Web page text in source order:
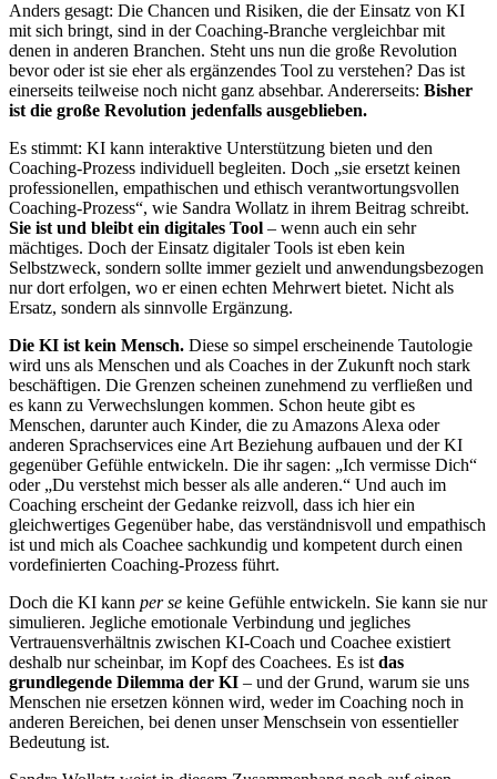
Anders gesagt: Die Chancen und Risiken, die der Einsatz von KI
mit sich bringt, sind in der Coaching-Branche vergleichbar mit
denen in anderen Branchen. Steht uns nun die große Revolution
bevor oder ist sie eher als ergänzendes Tool zu verstehen? Das ist
einerseits teilweise noch nicht ganz absehbar. Andererseits: Bisher
ist die große Revolution jedenfalls ausgeblieben.
Es stimmt: KI kann interaktive Unterstützung bieten und den
Coaching-Prozess individuell begleiten. Doch „sie ersetzt keinen
professionellen, empathischen und ethisch verantwortungsvollen
Coaching-Prozess“, wie Sandra Wollatz in ihrem Beitrag schreibt.
Sie ist und bleibt ein digitales Tool – wenn auch ein sehr
mächtiges. Doch der Einsatz digitaler Tools ist eben kein
Selbstzweck, sondern sollte immer gezielt und anwendungsbezogen
nur dort erfolgen, wo er einen echten Mehrwert bietet. Nicht als
Ersatz, sondern als sinnvolle Ergänzung.
Die KI ist kein Mensch. Diese so simpel erscheinende Tautologie
wird uns als Menschen und als Coaches in der Zukunft noch stark
beschäftigen. Die Grenzen scheinen zunehmend zu verfließen und
es kann zu Verwechslungen kommen. Schon heute gibt es
Menschen, darunter auch Kinder, die zu Amazons Alexa oder
anderen Sprachservices eine Art Beziehung aufbauen und der KI
gegenüber Gefühle entwickeln. Die ihr sagen: „Ich vermisse Dich“
oder „Du verstehst mich besser als alle anderen.“ Und auch im
Coaching erscheint der Gedanke reizvoll, dass ich hier ein
gleichwertiges Gegenüber habe, das verständnisvoll und empathisch
ist und mich als Coachee sachkundig und kompetent durch einen
vordefinierten Coaching-Prozess führt.
Doch die KI kann per se keine Gefühle entwickeln. Sie kann sie nur
simulieren. Jegliche emotionale Verbindung und jegliches
Vertrauensverhältnis zwischen KI-Coach und Coachee existiert
deshalb nur scheinbar, im Kopf des Coachees. Es ist das
grundlegende Dilemma der KI – und der Grund, warum sie uns
Menschen nie ersetzen können wird, weder im Coaching noch in
anderen Bereichen, bei denen unser Menschsein von essentieller
Bedeutung ist.